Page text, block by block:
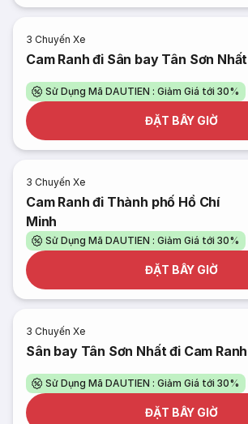
3 Chuyến Xe
Cam Ranh đi Sân bay Tân Sơn Nhất
Sử Dụng Mã DAUTIEN : Giảm Giá tới 30%
ĐẶT BÂY GIỜ
3 Chuyến Xe
Cam Ranh đi Thành phố Hồ Chí
Minh
Sử Dụng Mã DAUTIEN : Giảm Giá tới 30%
ĐẶT BÂY GIỜ
3 Chuyến Xe
Sân bay Tân Sơn Nhất đi Cam Ranh
Sử Dụng Mã DAUTIEN : Giảm Giá tới 30%
ĐẶT BÂY GIỜ